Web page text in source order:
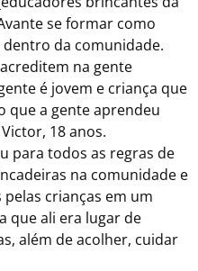
se formar como
da comunidade.
na gente
é jovem e criança que
que a gente aprendeu
18 anos.
para todos as regras de
na comunidade e
crianças em um
que ali era lugar de
além de acolher, cuidar